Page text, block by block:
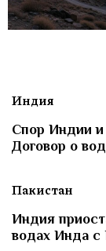
Индия
Спор Индии и
Договор о
Пакистан
Индия
водах Инда с